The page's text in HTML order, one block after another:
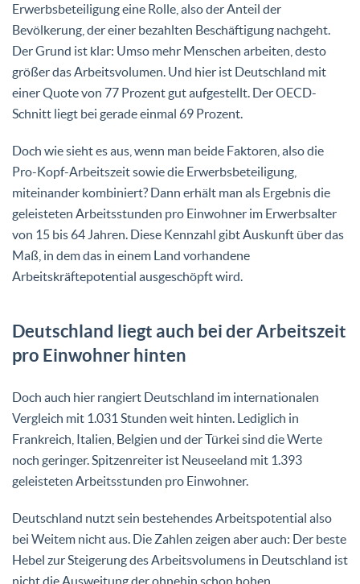
Erwerbsbeteiligung eine Rolle, also der Anteil der
Bevölkerung, der einer bezahlten Beschäftigung nachgeht.
Der Grund ist klar: Umso mehr Menschen arbeiten, desto
größer das Arbeitsvolumen. Und hier ist Deutschland mit
einer Quote von 77 Prozent gut aufgestellt. Der OECD-
Schnitt liegt bei gerade einmal 69 Prozent.
Doch wie sieht es aus, wenn man beide Faktoren, also die
Pro-Kopf-Arbeitszeit sowie die Erwerbsbeteiligung,
miteinander kombiniert? Dann erhält man als Ergebnis die
geleisteten Arbeitsstunden pro Einwohner im Erwerbsalter
von 15 bis 64 Jahren. Diese Kennzahl gibt Auskunft über das
Maß, in dem das in einem Land vorhandene
Arbeitskräftepotential ausgeschöpft wird.
Deutschland liegt auch bei der Arbeitszeit
pro Einwohner hinten
Doch auch hier rangiert Deutschland im internationalen
Vergleich mit 1.031 Stunden weit hinten. Lediglich in
Frankreich, Italien, Belgien und der Türkei sind die Werte
noch geringer. Spitzenreiter ist Neuseeland mit 1.393
geleisteten Arbeitsstunden pro Einwohner.
Deutschland nutzt sein bestehendes Arbeitspotential also
bei Weitem nicht aus. Die Zahlen zeigen aber auch: Der beste
Hebel zur Steigerung des Arbeitsvolumens in Deutschland ist
nicht die Ausweitung der ohnehin schon hohen